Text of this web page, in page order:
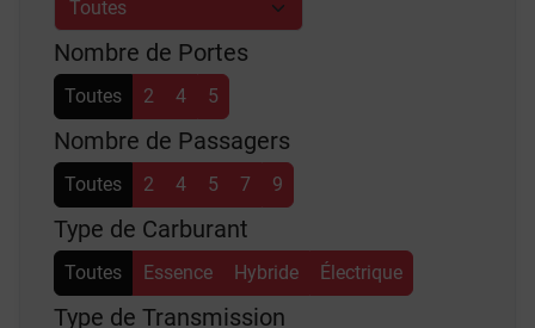
Nombre de Portes
Toutes 2 4 5
Nombre de Passagers
Toutes 2 4 5 7 9
Type de Carburant
Toutes Essence Hybride Électrique
Type de Transmission